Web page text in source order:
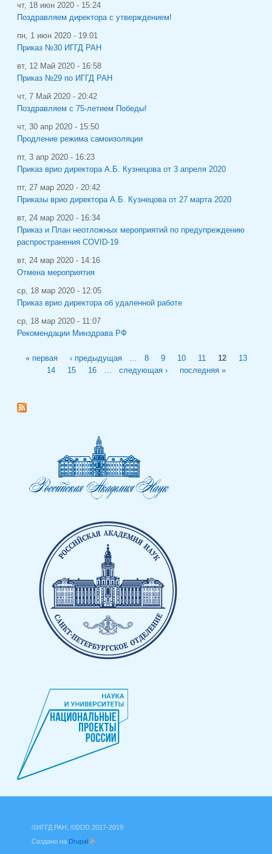
чт, 18 июн 2020 - 15:24
Поздравляем директора с утверждением!
пн, 1 июн 2020 - 19:01
Приказ №30 ИГГД РАН
вт, 12 Май 2020 - 16:58
Приказ №29 по ИГГД РАН
чт, 7 Май 2020 - 20:42
Поздравляем с 75-летием Победы!
чт, 30 апр 2020 - 15:50
Продление режима самоизоляции
пт, 3 апр 2020 - 16:23
Приказ врио директора А.Б. Кузнецова от 3 апреля 2020
пт, 27 мар 2020 - 20:42
Приказы врио директора А.Б. Кузнецова от 27 марта 2020
вт, 24 мар 2020 - 16:34
Приказ и План неотложных мероприятий по предупреждению
распространения COVID-19
вт, 24 мар 2020 - 14:16
Отмена мероприятия
ср, 18 мар 2020 - 12:05
Приказ врио директора об удаленной работе
ср, 18 мар 2020 - 11:07
Рекомендации Минздрава РФ
« первая ‹ предыдущая 8 9 10 11 12
13
14
15 16 следующая › последняя »
©ИГГД РАН, ©DDD 2017-2019
Создано на Drupal